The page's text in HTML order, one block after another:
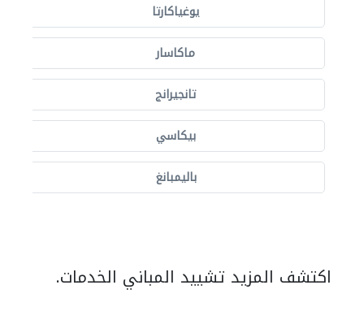
يوغياكارتا
ماكاسار
تانجيرانج
بيكاسي
باليمبانغ
اكتشف المزيد تشييد المباني الخدمات.